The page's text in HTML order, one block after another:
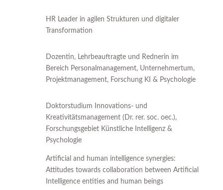
HR Leader in agilen Strukturen und digitaler
Transformation
Dozentin, Lehrbeauftragte und Rednerin im
Bereich Personalmanagement, Unternehmertum,
Projektmanagement, Forschung KI & Psychologie
Doktorstudium Innovations- und
Kreativitätsmanagement (Dr. rer. soc. oec.),
Forschungsgebiet Künstliche Intelligenz &
Psychologie
Artificial and human intelligence synergies:
Attitudes towards collaboration between Artificial
Intelligence entities and human beings